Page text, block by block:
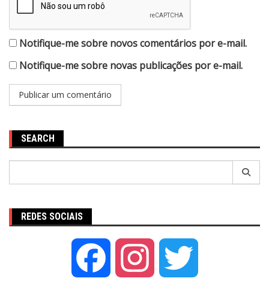
Notifique-me sobre novos comentários por e-mail.
Notifique-me sobre novas publicações por e-mail.
SEARCH
REDES SOCIAIS
Facebook Instagram